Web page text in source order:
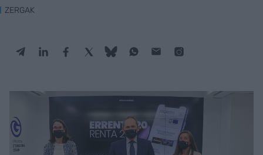
ZERGAK